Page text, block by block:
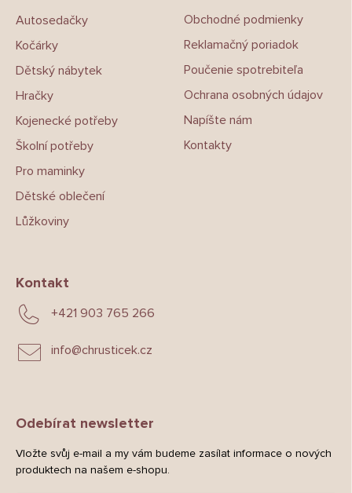
Autosedačky
Kočárky
Dětský nábytek
Hračky
Kojenecké potřeby
Školní potřeby
Pro maminky
Dětské oblečení
Lůžkoviny
Obchodné podmienky
Reklamačný poriadok
Poučenie spotrebiteľa
Ochrana osobných údajov
Napíšte nám
Kontakty
Kontakt
info@chrusticek.cz
+421 903 765 266
Odebírat newsletter
Vložte svůj e-mail a my vám budeme zasílat informace o nových
produktech na našem e-shopu.